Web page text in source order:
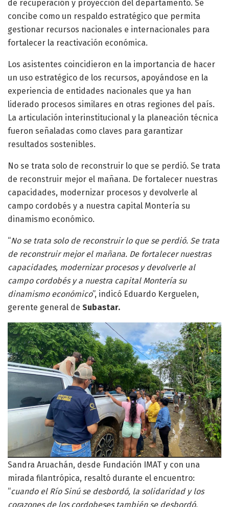
de recuperación y proyección del departamento. Se
concibe como un respaldo estratégico que permita
gestionar recursos nacionales e internacionales para
fortalecer la reactivación económica.
Los asistentes coincidieron en la importancia de hacer
un uso estratégico de los recursos, apoyándose en la
experiencia de entidades nacionales que ya han
liderado procesos similares en otras regiones del país.
La articulación interinstitucional y la planeación técnica
fueron señaladas como claves para garantizar
resultados sostenibles.
No se trata solo de reconstruir lo que se perdió. Se trata
de reconstruir mejor el mañana. De fortalecer nuestras
capacidades, modernizar procesos y devolverle al
campo cordobés y a nuestra capital Montería su
dinamismo económico.
“No se trata solo de reconstruir lo que se perdió. Se trata
de reconstruir mejor el mañana. De fortalecer nuestras
capacidades, modernizar procesos y devolverle al
campo cordobés y a nuestra capital Montería su
dinamismo económico”, indicó Eduardo Kerguelen,
gerente general de Subastar.
Sandra Aruachán, desde Fundación IMAT y con una
mirada filantrópica, resaltó durante el encuentro:
“cuando el Río Sinú se desbordó, la solidaridad y los
corazones de los cordobeses también se desbordó,